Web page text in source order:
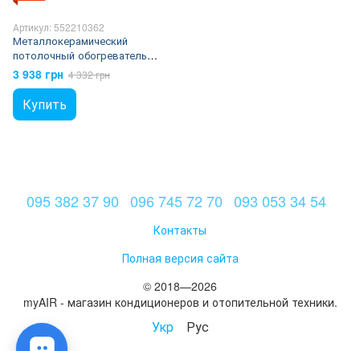
Артикул: 552210362
Металлокерамический
потолочный обогреватель
UDEN-500P
3 938 грн 4 332 грн
Купить
095 382 37 90 096 745 72 70 093 053 34 54
Контакты
Полная версия сайта
© 2018—2026
myAIR - магазин кондиционеров и отопительной техники.
Укр Рус